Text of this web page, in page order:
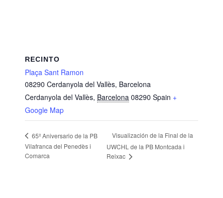
RECINTO
Plaça Sant Ramon
08290 Cerdanyola del Vallès, Barcelona
Cerdanyola del Vallès, Barcelona 08290 Spain +
Google Map
65º Aniversario de la PB
Vilafranca del Penedès i
Comarca
Visualización de la Final de la
UWCHL de la PB Montcada i
Reixac